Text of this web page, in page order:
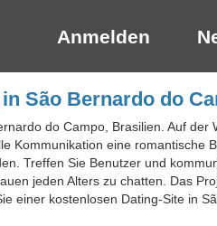
Anmelden
São Bernardo do
do Campo, Brasilien. Auf der
Kommunikation eine romantische
Treffen Sie Benutzer und
jeden Alters zu chatten. Das
einer kostenlosen Dating-Site in